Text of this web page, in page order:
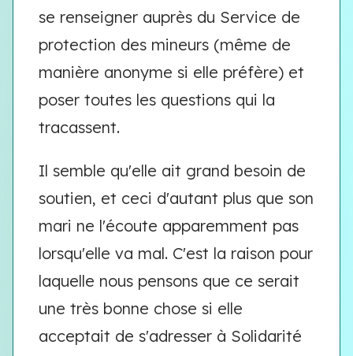
se renseigner auprès du Service de
protection des mineurs (même de
manière anonyme si elle préfère) et
poser toutes les questions qui la
tracassent.
Il semble qu'elle ait grand besoin de
soutien, et ceci d'autant plus que son
mari ne l'écoute apparemment pas
lorsqu'elle va mal. C'est la raison pour
laquelle nous pensons que ce serait
une très bonne chose si elle
acceptait de s'adresser à Solidarité